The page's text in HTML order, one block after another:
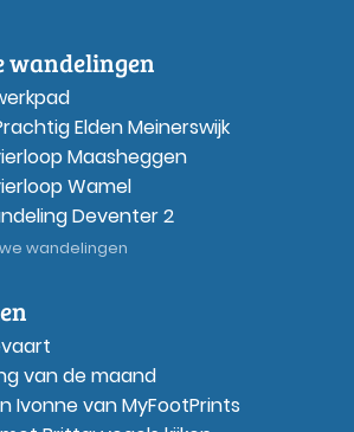
wandelingen
Elden Meinerswijk
Maasheggen
Wamel
Deventer 2
wandelingen
van de maand
Ivonne van MyFootPrints